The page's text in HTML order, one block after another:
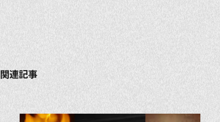
関連記事